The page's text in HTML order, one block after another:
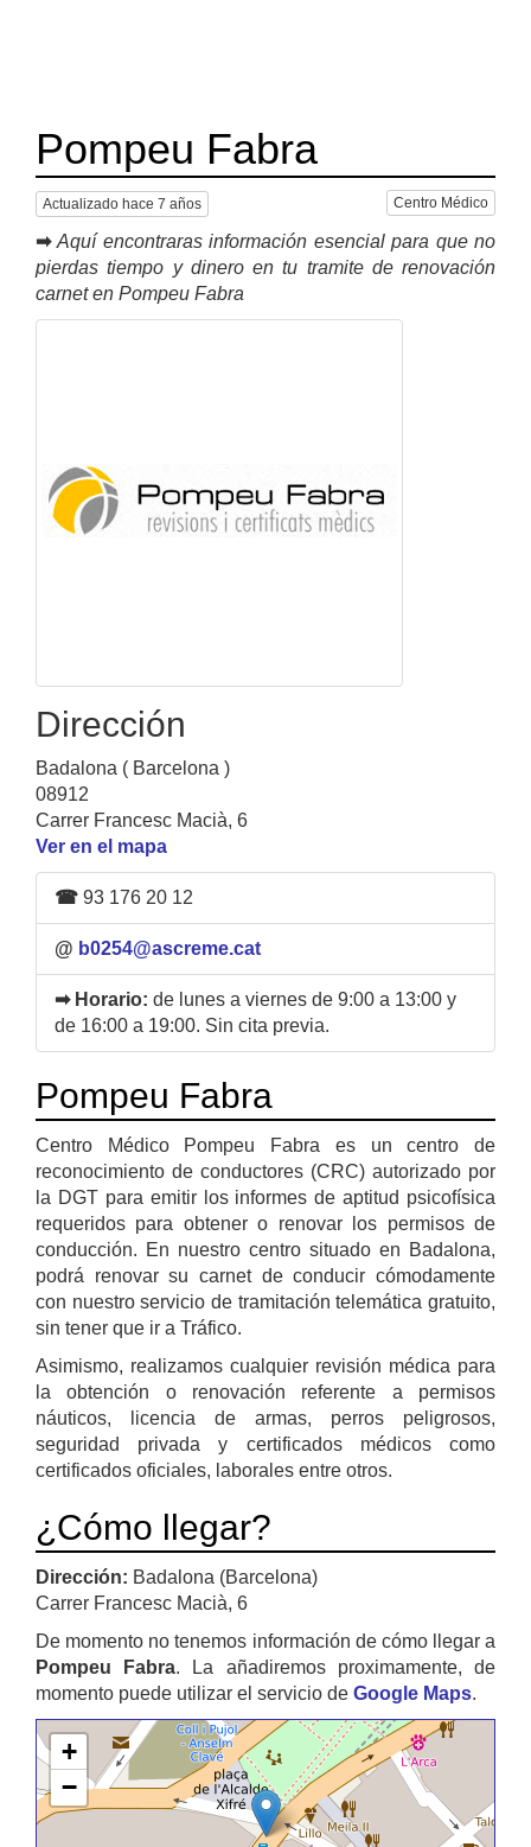
Pompeu Fabra
Actualizado hace 7 años Centro Médico
➡ Aquí encontraras información esencial para que no
pierdas tiempo y dinero en tu tramite de renovación
carnet en Pompeu Fabra
Dirección
Badalona ( Barcelona )
08912
Carrer Francesc Macià, 6
Ver en el mapa
☎ 93 176 20 12
@ b0254@ascreme.cat
➡ Horario: de lunes a viernes de 9:00 a 13:00 y
de 16:00 a 19:00. Sin cita previa.
Pompeu Fabra
Centro Médico Pompeu Fabra es un centro de
reconocimiento de conductores (CRC) autorizado por
la DGT para emitir los informes de aptitud psicofísica
requeridos para obtener o renovar los permisos de
conducción. En nuestro centro situado en Badalona,
podrá renovar su carnet de conducir cómodamente
con nuestro servicio de tramitación telemática gratuito,
sin tener que ir a Tráfico.
Asimismo, realizamos cualquier revisión médica para
la obtención o renovación referente a permisos
náuticos, licencia de armas, perros peligrosos,
seguridad privada y certificados médicos como
certificados oficiales, laborales entre otros.
¿Cómo llegar?
Dirección: Badalona (Barcelona)
Carrer Francesc Macià, 6
De momento no tenemos información de cómo llegar a
Pompeu Fabra. La añadiremos proximamente, de
momento puede utilizar el servicio de Google Maps.
+
−